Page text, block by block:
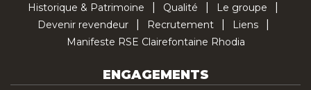
Historique & Patrimoine Qualité
Le groupe
Devenir revendeur
Recrutement
Liens
Manifeste RSE Clairefontaine Rhodia
ENGAGEMENTS